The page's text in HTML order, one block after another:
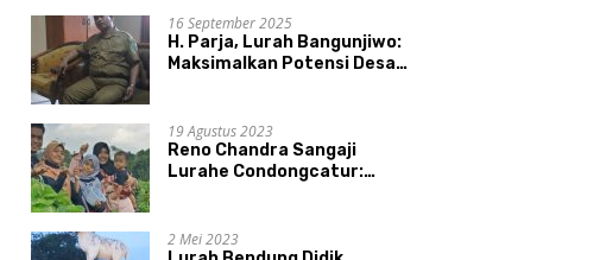
16 September 2025
H. Parja, Lurah Bangunjiwo:
Maksimalkan Potensi Desa
19 Agustus 2023
Reno Chandra Sangaji
Lurahe Condongcatur:
Masyarakat, dan Syukuri
2 Mei 2023